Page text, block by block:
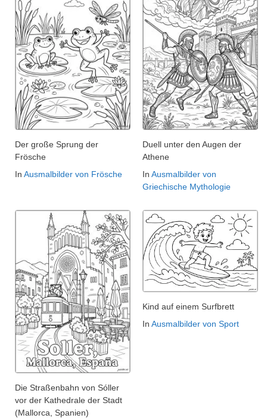
Der große Sprung der
Frösche
In Ausmalbilder von Frösche
Duell unter den Augen der
Athene
In Ausmalbilder von
Griechische Mythologie
Die Straßenbahn von Sóller
vor der Kathedrale der Stadt
(Mallorca, Spanien)
Kind auf einem Surfbrett
In Ausmalbilder von Sport